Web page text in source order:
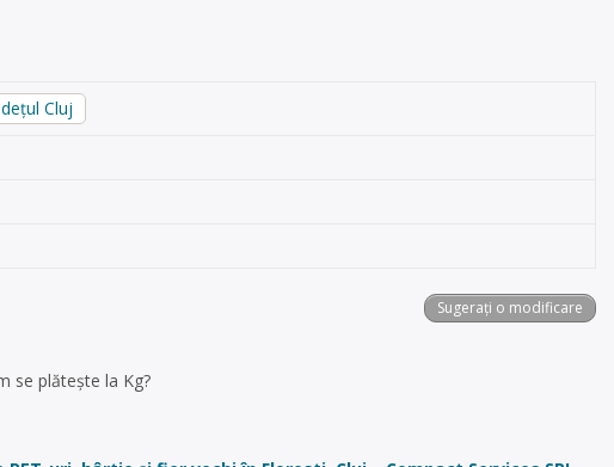
Cluj
Sugerați o modificare
se plătește la Kg?